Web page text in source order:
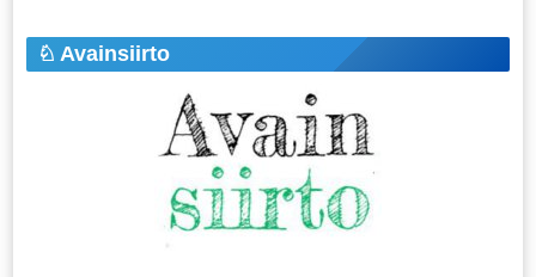
Avainsiirto